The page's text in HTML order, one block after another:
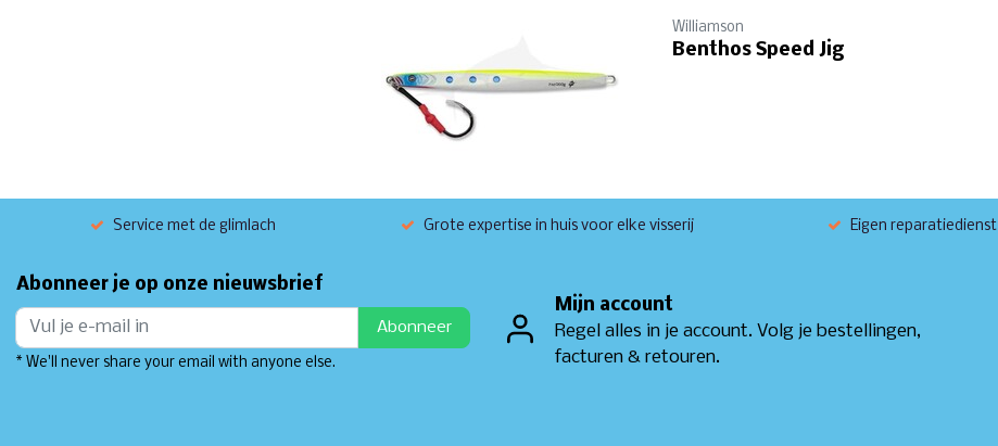
Williamson
Benthos Speed Jig
Service met de glimlach Grote expertise in huis voor elke visserij Eigen reparatiedienst
Abonneer je op onze nieuwsbrief
Abonneer
* We'll never share your email with anyone else.
Mijn account
Regel alles in je account. Volg je bestellingen,
facturen & retouren.